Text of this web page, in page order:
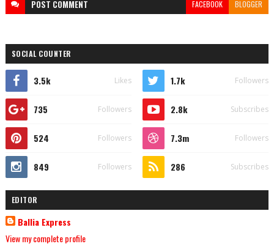
POST COMMENT FACEBOOK BLOGGER
SOCIAL COUNTER
3.5k Likes 1.7k Followers
735 Followers 2.8k Subscribes
524 Followers 7.3m Followers
849 Followers 286 Subscribes
EDITOR
Ballia Express
View my complete profile